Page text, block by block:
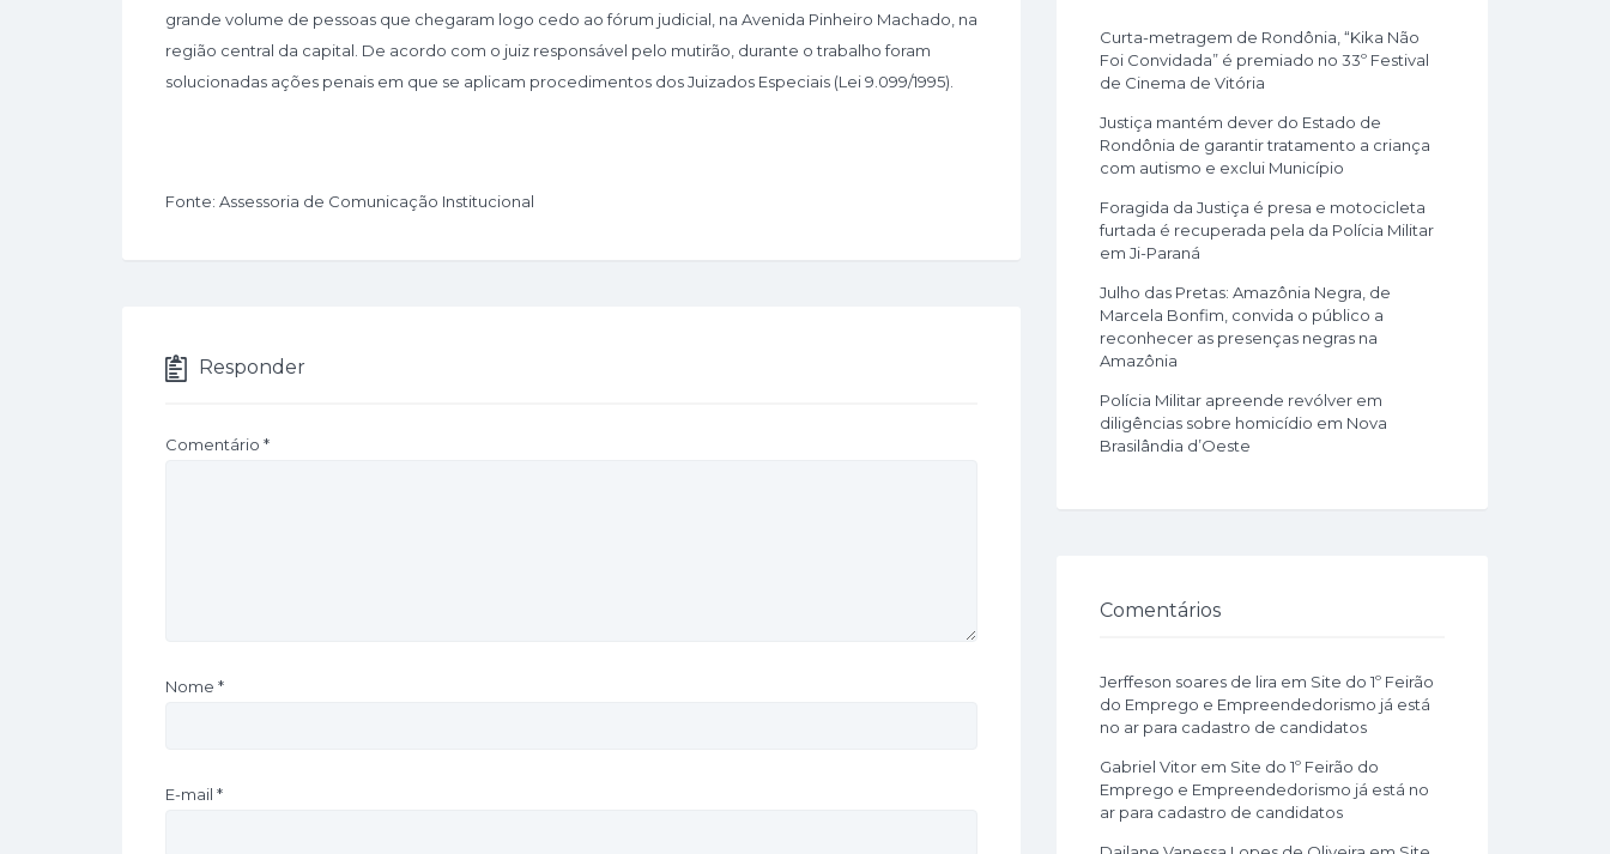
grande volume de pessoas que chegaram logo cedo ao fórum judicial, na Avenida Pinheiro Machado, na
região central da capital. De acordo com o juiz responsável pelo mutirão, durante o trabalho foram
solucionadas ações penais em que se aplicam procedimentos dos Juizados Especiais (Lei 9.099/1995).
Fonte: Assessoria de Comunicação Institucional
Responder
Comentário *
Nome *
E-mail *
Curta-metragem de Rondônia, “Kika Não
Foi Convidada” é premiado no 33º Festival
de Cinema de Vitória
Justiça mantém dever do Estado de
Rondônia de garantir tratamento a criança
com autismo e exclui Município
Foragida da Justiça é presa e motocicleta
furtada é recuperada pela da Polícia Militar
em Ji-Paraná
Julho das Pretas: Amazônia Negra, de
Marcela Bonfim, convida o público a
reconhecer as presenças negras na
Amazônia
Polícia Militar apreende revólver em
diligências sobre homicídio em Nova
Brasilândia d’Oeste
Comentários
Jerffeson soares de lira em Site do 1º Feirão
do Emprego e Empreendedorismo já está
no ar para cadastro de candidatos
Gabriel Vitor em Site do 1º Feirão do
Emprego e Empreendedorismo já está no
ar para cadastro de candidatos